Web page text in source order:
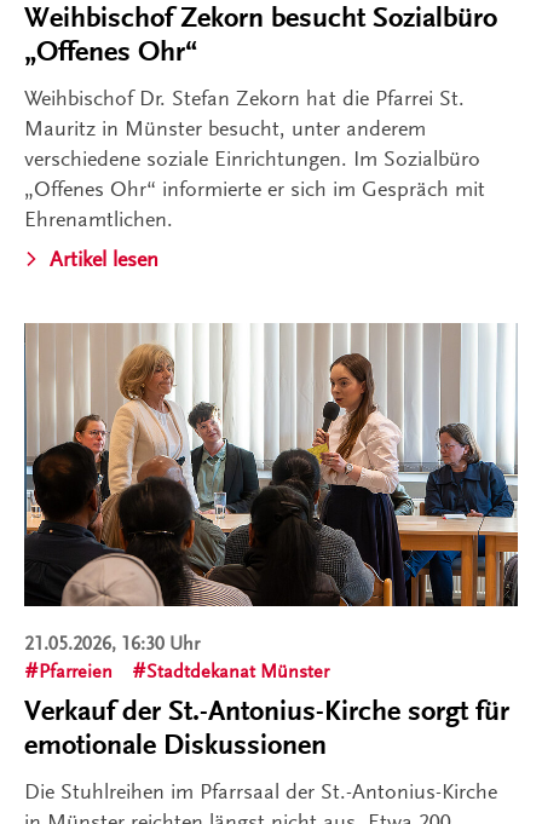
Weihbischof Zekorn besucht Sozialbüro
„Offenes Ohr“
Weihbischof Dr. Stefan Zekorn hat die Pfarrei St.
Mauritz in Münster besucht, unter anderem
verschiedene soziale Einrichtungen. Im Sozialbüro
„Offenes Ohr“ informierte er sich im Gespräch mit
Ehrenamtlichen.
Artikel lesen
21.05.2026, 16:30 Uhr
Pfarreien
Stadtdekanat Münster
Verkauf der St.-Antonius-Kirche sorgt für
emotionale Diskussionen
Die Stuhlreihen im Pfarrsaal der St.-Antonius-Kirche